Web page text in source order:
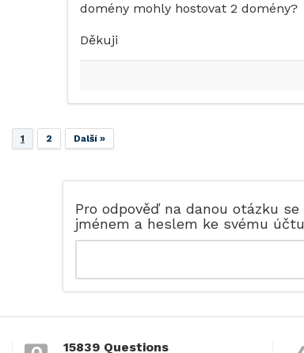
domény mohly hostovat 2 domény?
Děkuji
1 2 Další »
Pro odpověď na danou otázku
jménem a heslem ke svému účtu
15839 Questions